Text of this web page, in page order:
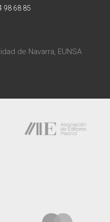
98 68 85
de Navarra, EUNSA